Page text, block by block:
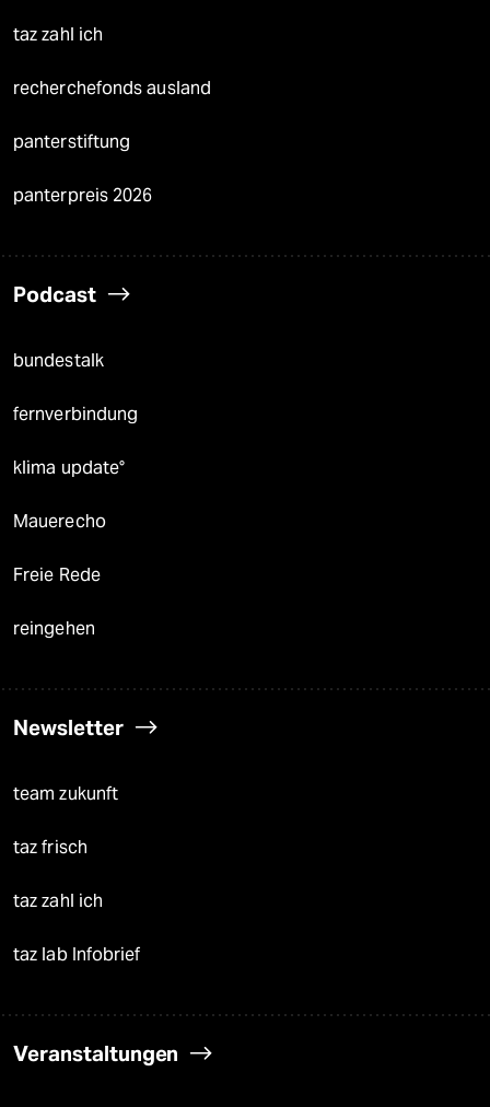
taz zahl ich
recherchefonds ausland
panterstiftung
panterpreis 2026
Podcast
bundestalk
fernverbindung
klima update°
Mauerecho
Freie Rede
reingehen
Newsletter
team zukunft
taz frisch
taz zahl ich
taz lab Infobrief
Veranstaltungen